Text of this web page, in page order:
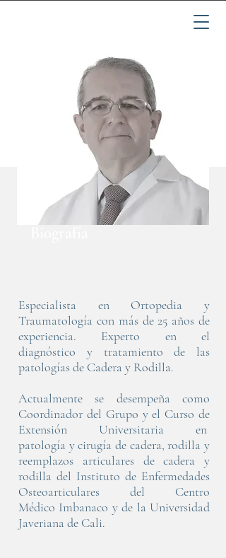
Reemplazos Articulares.
Carrera 38 A Nº 5A-66
Cali, Colombia
Especialista en Ortopedia y
Traumatología con más de 25 años de
experiencia. Experto en el
diagnóstico y tratamiento de las
patologías de Cadera y Rodilla.
Actualmente se desempeña como
Coordinador del Grupo y el Curso de
Extensión Universitaria en
patología y cirugía de cadera, rodilla y
reemplazos articulares de cadera y
rodilla del Instituto de Enfermedades
Osteoarticulares del Centro
Médico Imbanaco y de la Universidad
Javeriana de Cali.